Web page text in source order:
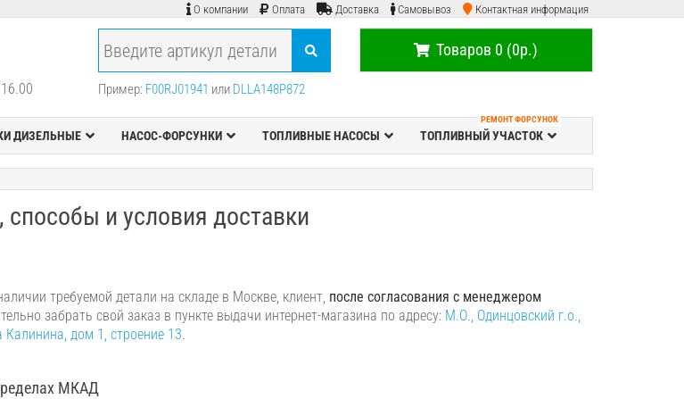
О компании Оплата Доставка Самовывоз Контактная информация
Пример: F00RJ01941 или DLLA148P872
Товаров 0 (0р.)
ДИЗЕЛЬНЫЕ НАСОС-ФОРСУНКИ ТОПЛИВНЫЕ НАСОСЫ
РЕМОНТ ФОРСУНОК
ТОПЛИВНЫЙ УЧАСТОК
и условия доставки
требуемой детали на складе в Москве, клиент, после согласования с менеджером
забрать свой заказ в пункте выдачи интернет-магазина по адресу: М.О., Одинцовский г.о.,
дом 1, строение 13.
МКАД